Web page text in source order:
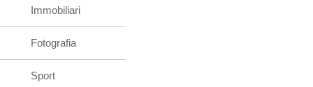
Immobiliari
Fotografia
Sport